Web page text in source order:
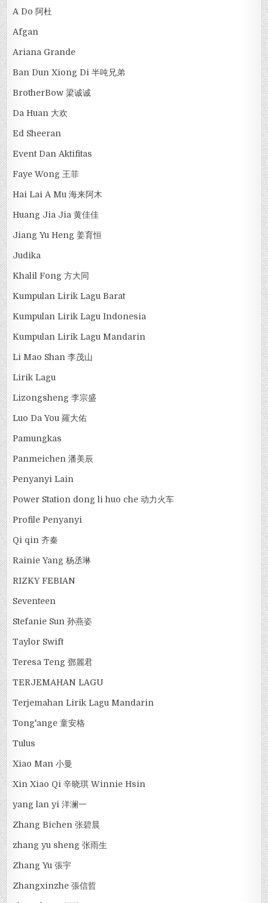
A Do 阿杜
Afgan
Ariana Grande
Ban Dun Xiong Di 半吨兄弟
BrotherBow 梁诚诚
Da Huan 大欢
Ed Sheeran
Event Dan Aktifitas
Faye Wong 王菲
Hai Lai A Mu 海来阿木
Huang Jia Jia 黄佳佳
Jiang Yu Heng 姜育恒
Judika
Khalil Fong 方大同
Kumpulan Lirik Lagu Barat
Kumpulan Lirik Lagu Indonesia
Kumpulan Lirik Lagu Mandarin
Li Mao Shan 李茂山
Lirik Lagu
Lizongsheng 李宗盛
Luo Da You 羅大佑
Pamungkas
Panmeichen 潘美辰
Penyanyi Lain
Power Station dong li huo che 动力火车
Profile Penyanyi
Qi qin 齐秦
Rainie Yang 杨丞琳
RIZKY FEBIAN
Seventeen
Stefanie Sun 孙燕姿
Taylor Swift
Teresa Teng 鄧麗君
TERJEMAHAN LAGU
Terjemahan Lirik Lagu Mandarin
Tong'ange 童安格
Tulus
Xiao Man 小曼
Xin Xiao Qi 辛晓琪 Winnie Hsin
yang lan yi 洋澜一
Zhang Bichen 张碧晨
zhang yu sheng 张雨生
Zhang Yu 張宇
Zhangxinzhe 張信哲